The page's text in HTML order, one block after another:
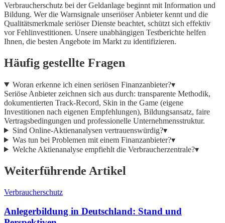
Verbraucherschutz bei der Geldanlage beginnt mit Information und
Bildung. Wer die Warnsignale unseriöser Anbieter kennt und die
Qualitätsmerkmale seriöser Dienste beachtet, schützt sich effektiv
vor Fehlinvestitionen. Unsere unabhängigen Testberichte helfen
Ihnen, die besten Angebote im Markt zu identifizieren.
Häufig gestellte Fragen
Woran erkenne ich einen seriösen Finanzanbieter?▾
Seriöse Anbieter zeichnen sich aus durch: transparente Methodik,
dokumentierten Track-Record, Skin in the Game (eigene
Investitionen nach eigenen Empfehlungen), Bildungsansatz, faire
Vertragsbedingungen und professionelle Unternehmensstruktur.
Sind Online-Aktienanalysen vertrauenswürdig?▾
Was tun bei Problemen mit einem Finanzanbieter?▾
Welche Aktienanalyse empfiehlt die Verbraucherzentrale?▾
Weiterführende Artikel
Verbraucherschutz
Anlegerbildung in Deutschland: Stand und